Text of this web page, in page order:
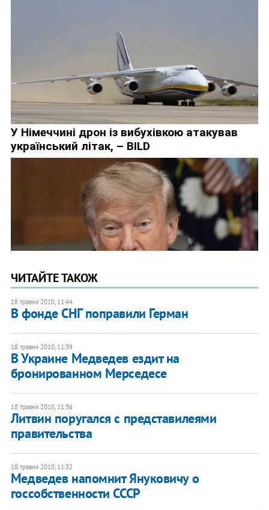
ЧИТАЙТЕ ТАКОЖ
18 травня 2010, 11:44
В фонде СНГ поправили Герман
18 травня 2010, 11:39
В Украине Медведев ездит на
бронированном Мерседесе
18 травня 2010, 11:36
Литвин поругался с представилеями
правительства
18 травня 2010, 11:32
Медведев напомнит Януковичу о
госсобственности СССР